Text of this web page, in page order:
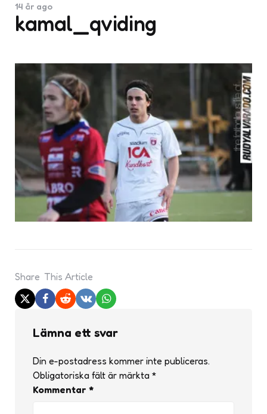
kamal_qviding
14 år ago
Share This Article
Lämna ett svar
Din e-postadress kommer inte publiceras.
Obligatoriska fält är märkta *
Kommentar *